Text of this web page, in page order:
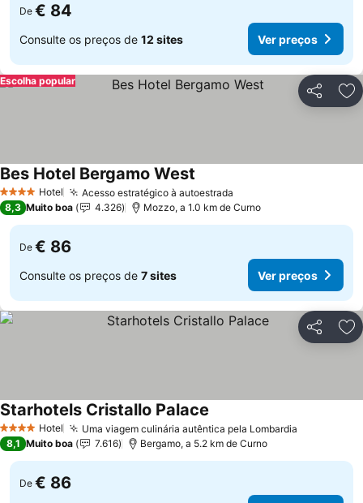
De € 84
Consulte os preços de 12 sites Ver preços
Partilhar
Escolha popular
4 EstrelasHotel Acesso estratégico à autoestrada
Bes Hotel Bergamo West
8,3 Muito boa 4.326 Mozzo, a 1.0 km de Curno
De € 86
Consulte os preços de 7 sites Ver preços
Partilhar
4 EstrelasHotel Uma viagem culinária autêntica pela Lombardia
Starhotels Cristallo Palace
8,1 Muito boa 7.616 Bergamo, a 5.2 km de Curno
De € 86